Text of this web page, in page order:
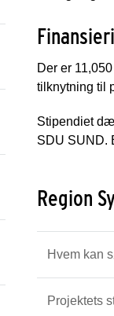
Der er
tilknytning til
Stipendiet
SDU SUND.
Region
Hvem kan
Projektets